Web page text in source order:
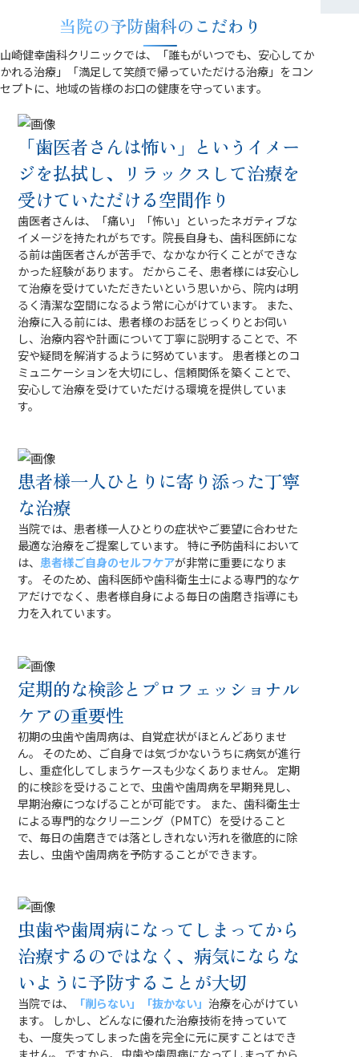
当院の予防歯科のこだわり
山崎健幸歯科クリニックでは、「誰もがいつでも、安心してか
かれる治療」「満足して笑顔で帰っていただける治療」をコン
セプトに、地域の皆様のお口の健康を守っています。
「歯医者さんは怖い」というイメー
ジを払拭し、リラックスして治療を
受けていただける空間作り
歯医者さんは、「痛い」「怖い」といったネガティブな
イメージを持たれがちです。院長自身も、歯科医師にな
る前は歯医者さんが苦手で、なかなか行くことができな
かった経験があります。 だからこそ、患者様には安心し
て治療を受けていただきたいという思いから、院内は明
るく清潔な空間になるよう常に心がけています。 また、
治療に入る前には、患者様のお話をじっくりとお伺い
し、治療内容や計画について丁寧に説明することで、不
安や疑問を解消するように努めています。 患者様とのコ
ミュニケーションを大切にし、信頼関係を築くことで、
安心して治療を受けていただける環境を提供していま
す。
患者様一人ひとりに寄り添った丁寧
な治療
当院では、患者様一人ひとりの症状やご要望に合わせた
最適な治療をご提案しています。 特に予防歯科において
は、 患者様ご自身のセルフケアが非常に重要になりま
す。 そのため、歯科医師や歯科衛生士による専門的なケ
アだけでなく、患者様自身による毎日の歯磨き指導にも
力を入れています。
定期的な検診とプロフェッショナル
ケアの重要性
初期の虫歯や歯周病は、自覚症状がほとんどありませ
ん。 そのため、ご自身では気づかないうちに病気が進行
し、重症化してしまうケースも少なくありません。 定期
的に検診を受けることで、虫歯や歯周病を早期発見し、
早期治療につなげることが可能です。 また、歯科衛生士
による専門的なクリーニング（PMTC）を受けること
で、毎日の歯磨きでは落としきれない汚れを徹底的に除
去し、虫歯や歯周病を予防することができます。
虫歯や歯周病になってしまってから
治療するのではなく、病気にならな
いように予防することが大切
当院では、 「削らない」「抜かない」 治療を心がけてい
ます。 しかし、どんなに優れた治療技術を持っていて
も、一度失ってしまった歯を完全に元に戻すことはでき
ません。 ですから、虫歯や歯周病になってしまってから